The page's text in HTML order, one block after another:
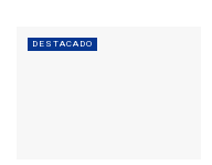
DESTACADO